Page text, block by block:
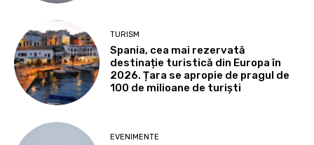
TURISM
Spania, cea mai rezervată
destinație turistică din Europa în
2026. Țara se apropie de pragul de
100 de milioane de turiști
EVENIMENTE